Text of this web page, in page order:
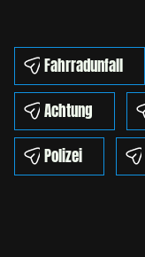
Fahrradunfall
Achtung
Polizei